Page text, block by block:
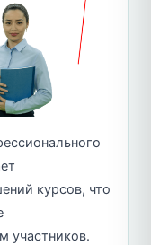
курсов, что
участников.